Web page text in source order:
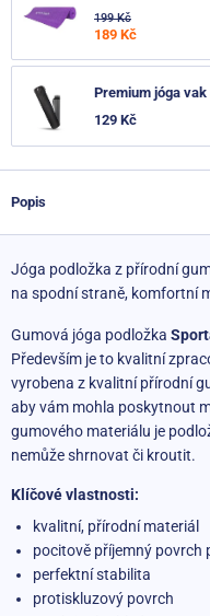
199 Kč
189 Kč
Premium jóga
129 Kč
Popis
Jóga podložka z přírodní
na spodní straně, komfortní
Gumová jóga podložka
Především je to kvalitní
vyrobena z kvalitní přírodní
aby vám mohla poskytnout
gumového materiálu je
nemůže shrnovat či kroutit.
Klíčové vlastnosti:
kvalitní, přírodní materiál
pocitově příjemný povrch
perfektní stabilita
protiskluzový povrch